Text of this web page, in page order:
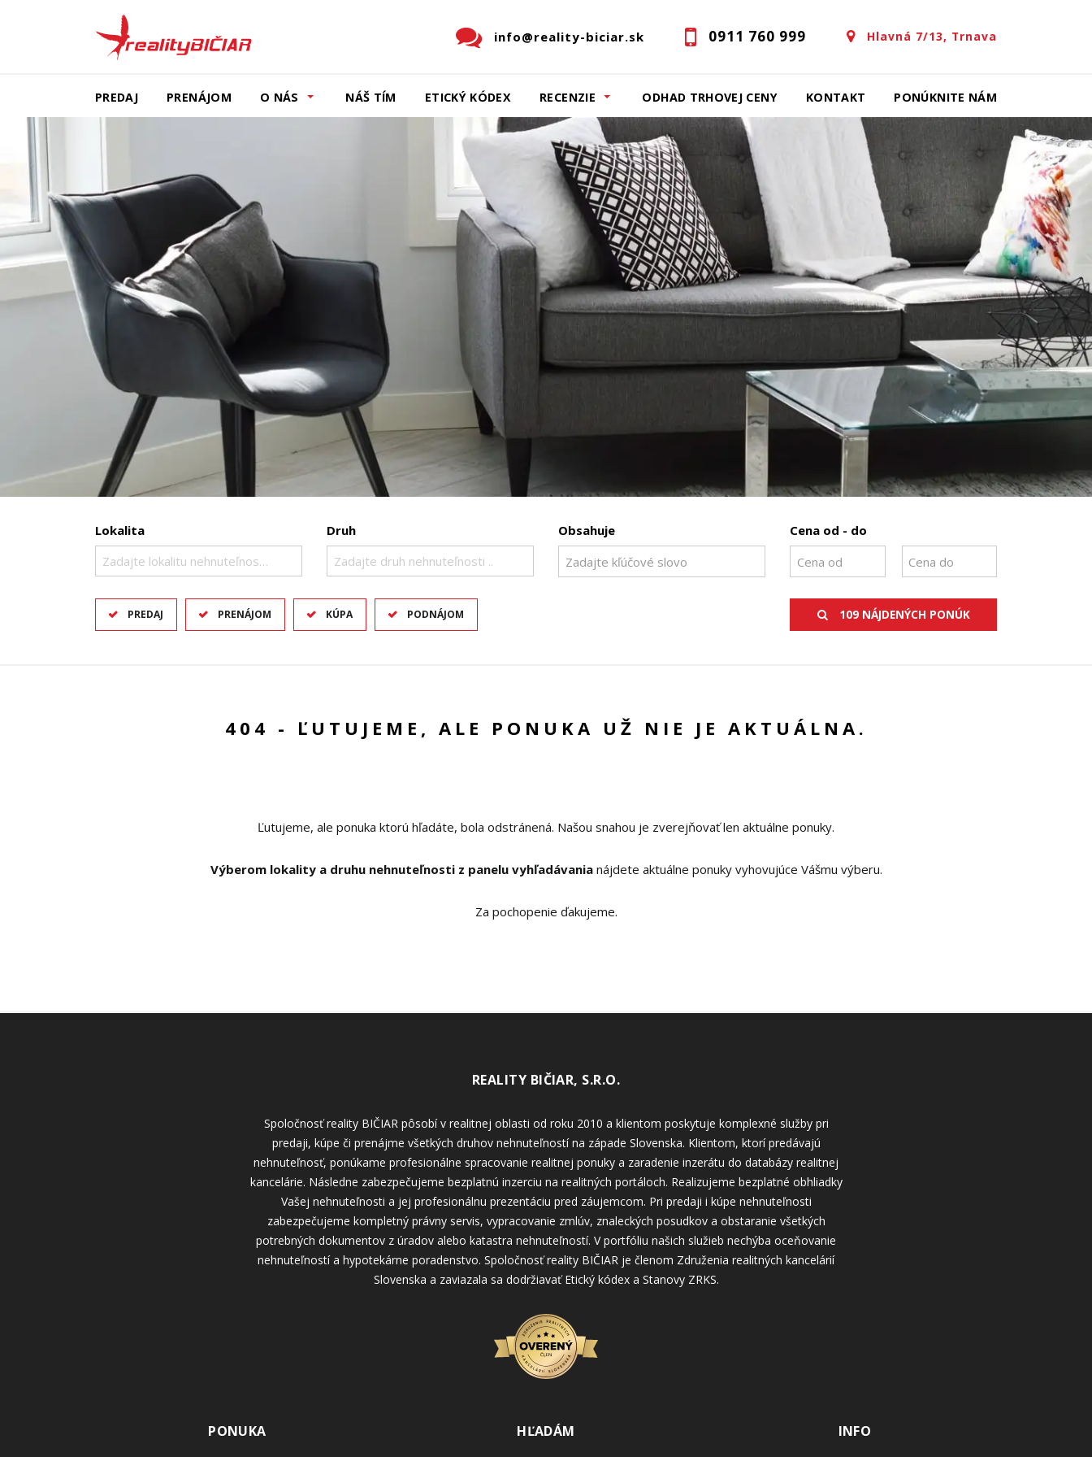
Hlavná 7/13, Trnava
0911 760 999
info@reality-biciar.sk
PREDAJ PRENÁJOM O NÁS NÁŠ TÍM ETICKÝ KÓDEX RECENZIE ODHAD TRHOVEJ CENY KONTAKT PONÚKNITE NÁM
Lokalita
Zadajte lokalitu nehnuteľnosti ..
Druh
Zadajte druh nehnuteľnosti ..
Obsahuje Cena od - do
PREDAJ PRENÁJOM KÚPA PODNÁJOM 109 NÁJDENÝCH PONÚK
404 - ĽUTUJEME, ALE PONUKA UŽ NIE JE AKTUÁLNA.
Ľutujeme, ale ponuka ktorú hľadáte, bola odstránená. Našou snahou je zverejňovať len aktuálne ponuky.
Výberom lokality a druhu nehnuteľnosti z panelu vyhľadávanianájdete aktuálne ponuky vyhovujúce Vášmu výberu.
Za pochopenie ďakujeme.
REALITY BIČIAR, S.R.O.
Spoločnosť reality BIČIAR pôsobí v realitnej oblasti od roku 2010 a klientom poskytuje komplexné služby pri
predaji, kúpe či prenájme všetkých druhov nehnuteľností na západe Slovenska. Klientom, ktorí predávajú
nehnuteľnosť, ponúkame profesionálne spracovanie realitnej ponuky a zaradenie inzerátu do databázy realitnej
kancelárie. Následne zabezpečujeme bezplatnú inzerciu na realitných portáloch. Realizujeme bezplatné obhliadky
Vašej nehnuteľnosti a jej profesionálnu prezentáciu pred záujemcom. Pri predaji i kúpe nehnuteľnosti
zabezpečujeme kompletný právny servis, vypracovanie zmlúv, znaleckých posudkov a obstaranie všetkých
potrebných dokumentov z úradov alebo katastra nehnuteľností. V portfóliu našich služieb nechýba oceňovanie
nehnuteľností a hypotekárne poradenstvo. Spoločnosť reality BIČIAR je členom Združenia realitných kancelárií
Slovenska a zaviazala sa dodržiavať Etický kódex a Stanovy ZRKS.
PONUKA HĽADÁM INFO